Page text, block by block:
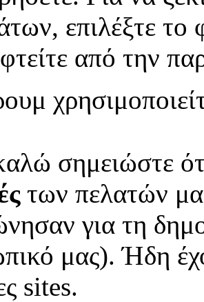
επιλέξτε
από την
σημειώστε
των πελατών
για τη
μας). Ήδη
sites.